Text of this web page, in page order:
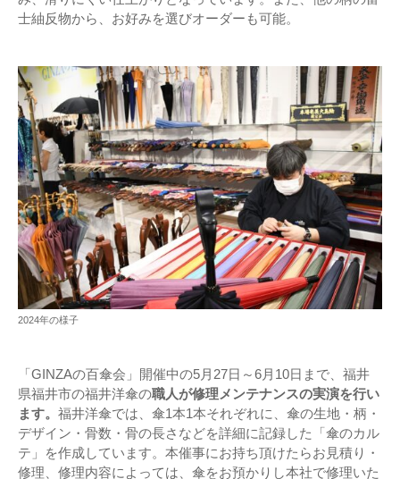
士紬反物から、お好みを選びオーダーも可能。
2024年の様子
「GINZAの百傘会」開催中の5月27日～6月10日まで、福井
県福井市の福井洋傘の職人が修理メンテナンスの実演を行い
ます。 福井洋傘では、傘1本1本それぞれに、傘の生地・柄・
デザイン・骨数・骨の長さなどを詳細に記録した「傘のカル
テ」を作成しています。本催事にお持ち頂けたらお見積り・
修理、修理内容によっては、傘をお預かりし本社で修理いた